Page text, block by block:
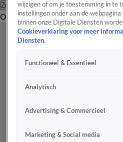
Zoeken
OverzichtEntertainment
wijzigen of om je toestemming in te
instellingen onder aan de
binnen onze Digitale Diensten
Cookieverklaring voor meer
Diensten.
Functioneel & Essentieel
Analytisch
Advertising & Commercieel
Marketing & Social media